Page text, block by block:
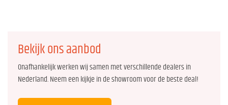
Bekijk ons aanbod
Onafhankelijk werken wij samen met verschillende dealers in
Nederland. Neem een kijkje in de showroom voor de beste deal!